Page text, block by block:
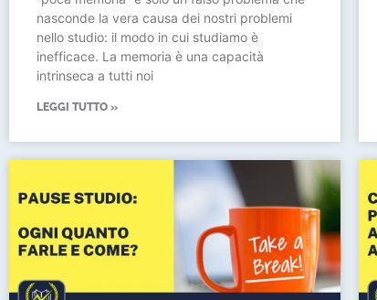
nasconde la vera causa dei nostri problemi
nello studio: il modo in cui studiamo è
inefficace. La memoria è una capacità
intrinseca a tutti noi
LEGGI TUTTO »